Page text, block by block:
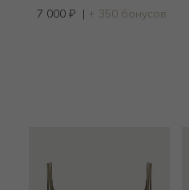
7 000 ₽ | + 350 бонусов